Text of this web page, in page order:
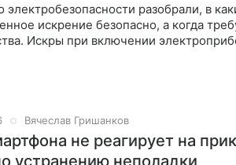
электробезопасности разобрали, в
искрение безопасно, а когда
Искры при включении
Вячеслав Гришанков
не реагирует на
устранению неполадки